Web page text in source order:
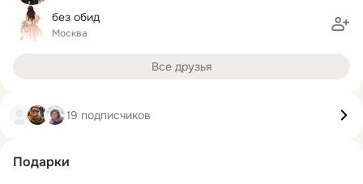
без обид
Москва
Все друзья
19 подписчиков
Подарки